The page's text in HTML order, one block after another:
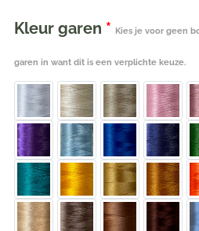
Kleur garen * Kies je voor geen
garen in want dit is een verplichte keuze.